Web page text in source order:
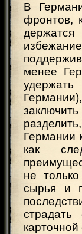
В
фронтов,
держатся
менее
Германии
как
не
сырья и